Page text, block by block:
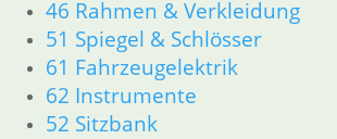
46 Rahmen & Verkleidung
51 Spiegel & Schlösser
61 Fahrzeugelektrik
62 Instrumente
52 Sitzbank